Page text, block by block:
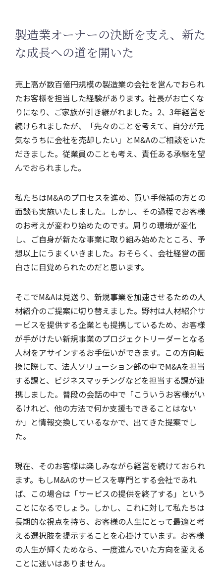
製造業オーナーの決断を支え、新た
な成長への道を開いた
売上高が数百億円規模の製造業の会社を営んでおられ
たお客様を担当した経験があります。社長がお亡くな
りになり、ご家族が引き継がれました。2、3年経営を
続けられましたが、「先々のことを考えて、自分が元
気なうちに会社を売却したい」とM&Aのご相談をいた
だきました。従業員のことも考え、責任ある承継を望
んでおられました。
私たちはM&Aのプロセスを進め、買い手候補の方との
面談も実施いたしました。しかし、その過程でお客様
のお考えが変わり始めたのです。周りの環境が変化
し、ご自身が新たな事業に取り組み始めたところ、予
想以上にうまくいきました。おそらく、会社経営の面
白さに目覚められたのだと思います。
そこでM&Aは見送り、新規事業を加速させるための人
材紹介のご提案に切り替えました。野村は人材紹介サ
ービスを提供する企業とも提携しているため、お客様
が手がけたい新規事業のプロジェクトリーダーとなる
人材をアサインするお手伝いができます。この方向転
換に際して、法人ソリューション部の中でM&Aを担当
する課と、ビジネスマッチングなどを担当する課が連
携しました。普段の会話の中で「こういうお客様がい
るけれど、他の方法で何か支援もできることはない
か」と情報交換しているなかで、出てきた提案でし
た。
現在、そのお客様は楽しみながら経営を続けておられ
ます。もしM&Aのサービスを専門とする会社であれ
ば、この場合は「サービスの提供を終了する」という
ことになるでしょう。しかし、これに対して私たちは
長期的な視点を持ち、お客様の人生にとって最適と考
える選択肢を提示することを心掛けています。お客様
の人生が輝くためなら、一度進んでいた方向を変える
ことに迷いはありません。